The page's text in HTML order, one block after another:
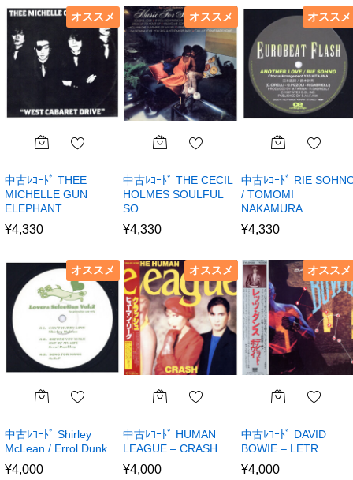
オススメ
中古ﾚｺｰﾄﾞ THEE
MICHELLE GUN
ELEPHANT …
¥4,330
オススメ
中古ﾚｺｰﾄﾞ THE CECIL
HOLMES SOULFUL
SO…
¥4,330
オススメ
中古ﾚｺｰﾄﾞ RIE
/ TOMOMI
NAKAMURA…
¥4,330
オススメ
中古ﾚｺｰﾄﾞ Shirley
McLean / Errol Dunk…
¥4,000
オススメ
中古ﾚｺｰﾄﾞ HUMAN
LEAGUE – CRASH …
¥4,000
オススメ
中古ﾚｺｰﾄﾞ DAVID
BOWIE – LETR…
¥4,000